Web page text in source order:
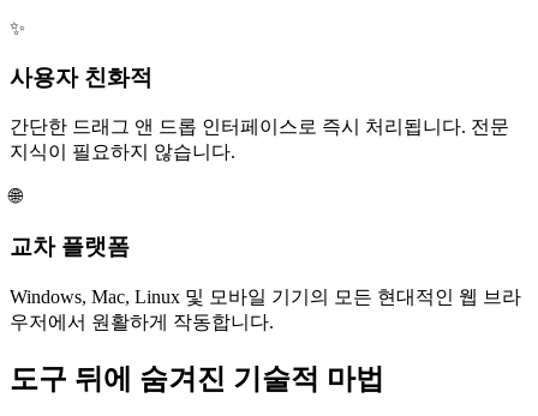
✨
사용자 친화적
간단한 드래그 앤 드롭 인터페이스로 즉시 처리됩니다. 전문
지식이 필요하지 않습니다.
🌐
교차 플랫폼
Windows, Mac, Linux 및 모바일 기기의 모든 현대적인 웹 브라
우저에서 원활하게 작동합니다.
도구 뒤에 숨겨진 기술적 마법